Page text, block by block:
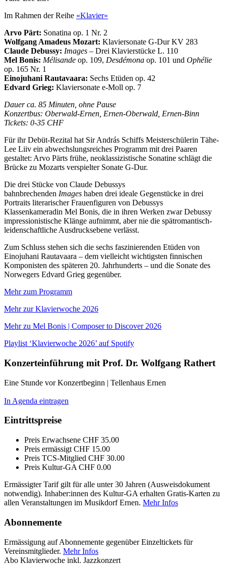
Im Rahmen der Reihe «Klavier»
Arvo Pärt: Sonatina op. 1 Nr. 2
Wolfgang Amadeus Mozart: Klaviersonate G-Dur KV 283
Claude Debussy: Images – Drei Klavierstücke L. 110
Mel Bonis: Mélisande op. 109, Desdémona op. 101 und Ophélie
op. 165 Nr. 1
Einojuhani Rautavaara: Sechs Etüden op. 42
Edvard Grieg: Klaviersonate e-Moll op. 7
Dauer ca. 85 Minuten, ohne Pause
Konzertbus: Oberwald-Ernen, Ernen-Oberwald, Ernen-Binn
Tickets: 0-35 CHF
Für ihr Debüt-Rezital hat Sir András Schiffs Meisterschülerin Tähe-
Lee Liiv ein abwechslungsreiches Programm mit drei Paaren
gestaltet: Arvo Pärts frühe, neoklassizistische Sonatine schlägt die
Brücke zu Mozarts verspielter Sonate G-Dur.
Die drei Stücke von Claude Debussys
bahnbrechenden Images haben drei ideale Gegenstücke in drei
Portraits literarischer Frauenfiguren von Debussys
Klassenkameradin Mel Bonis, die in ihren Werken zwar Debussy
impressionistische Klänge aufnimmt, aber nie die spätromantisch-
leidenschaftliche Ausdrucksebene verlässt.
Zum Schluss stehen sich die sechs faszinierenden Etüden von
Einojuhani Rautavaara – dem vielleicht wichtigsten finnischen
Komponisten des späteren 20. Jahrhunderts – und die Sonate des
Norwegers Edvard Grieg gegenüber.
Mehr zum Programm
Mehr zur Klavierwoche 2026
Mehr zu Mel Bonis | Composer to Discover 2026
Playlist ‘Klavierwoche 2026’ auf Spotify
Konzerteinführung mit Prof. Dr. Wolfgang Rathert
Eine Stunde vor Konzertbeginn | Tellenhaus Ernen
In Agenda eintragen
Eintrittspreise
Preis Erwachsene CHF 35.00
Preis ermässigt CHF 15.00
Preis TCS-Mitglied CHF 30.00
Preis Kultur-GA CHF 0.00
Ermässigter Tarif gilt für alle unter 30 Jahren (Ausweisdokument
notwendig). Inhaber:innen des Kultur-GA erhalten Gratis-Karten zu
allen Veranstaltungen im Musikdorf Ernen. Mehr Infos
Abonnemente
Ermässigung auf Abonnemente gegenüber Einzeltickets für
Vereinsmitglieder. Mehr Infos
Abo Klavierwoche inkl. Jazzkonzert